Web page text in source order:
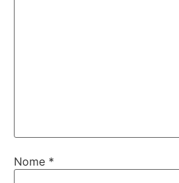
Nome *